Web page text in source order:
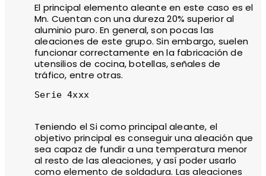
El principal elemento aleante en este caso es el
Mn. Cuentan con una dureza 20% superior al
aluminio puro. En general, son pocas las
aleaciones de este grupo. Sin embargo, suelen
funcionar correctamente en la fabricación de
utensilios de cocina, botellas, señales de
tráfico, entre otras.
Serie 4xxx
Teniendo el Si como principal aleante, el
objetivo principal es conseguir una aleación que
sea capaz de fundir a una temperatura menor
al resto de las aleaciones, y así poder usarlo
como elemento de soldadura. Las aleaciones